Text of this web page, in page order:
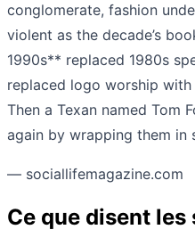
conglomerate, fashion
violent as the decade’s
1990s** replaced 1980s
replaced logo worship
Then a Texan named Tom
again by wrapping them in
— sociallifemagazine.com
Ce que disent les